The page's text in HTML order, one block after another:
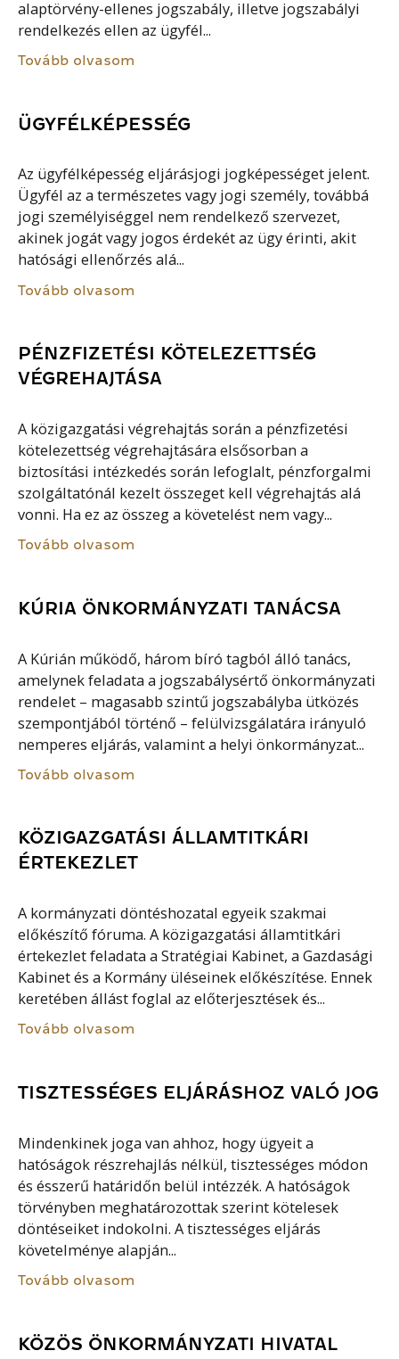
alaptörvény-ellenes jogszabály, illetve jogszabályi
rendelkezés ellen az ügyfél...
Tovább olvasom
ÜGYFÉLKÉPESSÉG
Az ügyfélképesség eljárásjogi jogképességet jelent.
Ügyfél az a természetes vagy jogi személy, továbbá
jogi személyiséggel nem rendelkező szervezet,
akinek jogát vagy jogos érdekét az ügy érinti, akit
hatósági ellenőrzés alá...
Tovább olvasom
PÉNZFIZETÉSI KÖTELEZETTSÉG
VÉGREHAJTÁSA
A közigazgatási végrehajtás során a pénzfizetési
kötelezettség végrehajtására elsősorban a
biztosítási intézkedés során lefoglalt, pénzforgalmi
szolgáltatónál kezelt összeget kell végrehajtás alá
vonni. Ha ez az összeg a követelést nem vagy...
Tovább olvasom
KÚRIA ÖNKORMÁNYZATI TANÁCSA
A Kúrián működő, három bíró tagból álló tanács,
amelynek feladata a jogszabálysértő önkormányzati
rendelet – magasabb szintű jogszabályba ütközés
szempontjából történő – felülvizsgálatára irányuló
nemperes eljárás, valamint a helyi önkormányzat...
Tovább olvasom
KÖZIGAZGATÁSI ÁLLAMTITKÁRI
ÉRTEKEZLET
A kormányzati döntéshozatal egyeik szakmai
előkészítő fóruma. A közigazgatási államtitkári
értekezlet feladata a Stratégiai Kabinet, a Gazdasági
Kabinet és a Kormány üléseinek előkészítése. Ennek
keretében állást foglal az előterjesztések és...
Tovább olvasom
TISZTESSÉGES ELJÁRÁSHOZ VALÓ JOG
Mindenkinek joga van ahhoz, hogy ügyeit a
hatóságok részrehajlás nélkül, tisztességes módon
és ésszerű határidőn belül intézzék. A hatóságok
törvényben meghatározottak szerint kötelesek
döntéseiket indokolni. A tisztességes eljárás
követelménye alapján...
Tovább olvasom
KÖZÖS ÖNKORMÁNYZATI HIVATAL